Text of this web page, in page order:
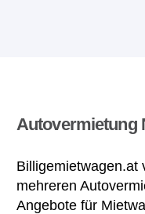
Autovermietung
Billigemietwagen.at
mehreren
Angebote für